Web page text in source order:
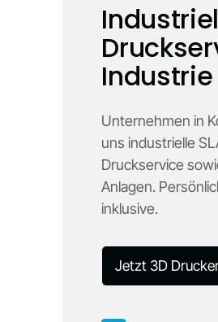
Unternehmen in
uns industrielle
Druckservice
Anlagen.
inklusive.
Jetzt 3D